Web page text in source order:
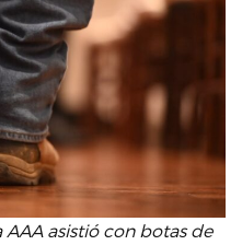
asistió con botas de